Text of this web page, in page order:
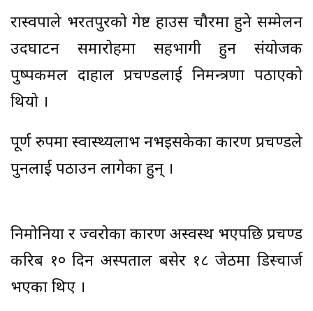
रास्वपाले भरतपुरको गेष्ट हाउस चौरमा हुने सम्मेलन
उदघाटन समारोहमा सहभागी हुन संयोजक
पुष्पकमल दाहाल प्रचण्डलाई निमन्त्रणा पठाएको
थियो ।
पूर्ण रुपमा स्वास्थ्यलाभ नभइसकेका कारण प्रचण्डले
पुनलाई पठाउन लागेका हुन् ।
निमोनिया र ज्वरोका कारण अस्वस्थ भएपछि प्रचण्ड
करिब १० दिन अस्पताल बसेर १८ जेठमा डिस्चार्ज
भएका थिए ।